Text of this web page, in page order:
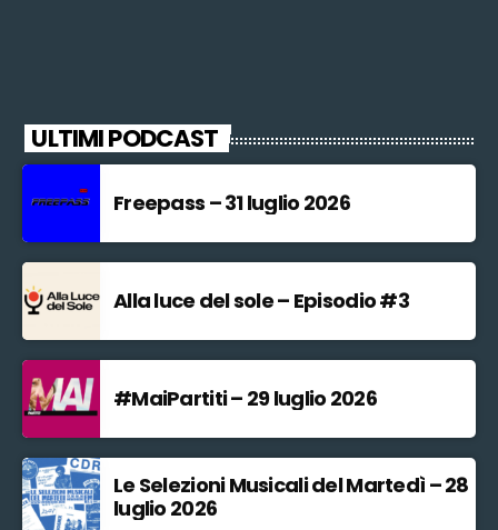
ULTIMI PODCAST
Freepass – 31 luglio 2026
Alla luce del sole – Episodio #3
#MaiPartiti – 29 luglio 2026
Le Selezioni Musicali del Martedì – 28
luglio 2026